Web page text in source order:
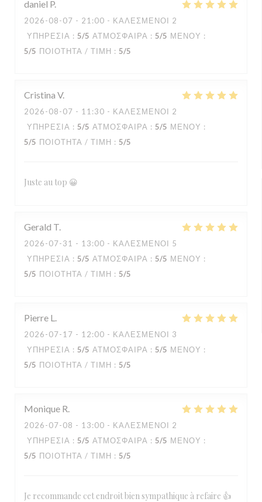
daniel P
2026-08-07 - 21:00 - ΚΑΛΕΣΜΈΝΟΙ 2
ΥΠΗΡΕΣΊΑ : 5/5 ΑΤΜΌΣΦΑΙΡΑ : 5/5 ΜΕΝΟΎ :
5/5 ΠΟΙΌΤΗΤΑ / ΤΙΜΉ : 5/5
Cristina V
2026-08-07 - 11:30 - ΚΑΛΕΣΜΈΝΟΙ 2
ΥΠΗΡΕΣΊΑ : 5/5 ΑΤΜΌΣΦΑΙΡΑ : 5/5 ΜΕΝΟΎ :
5/5 ΠΟΙΌΤΗΤΑ / ΤΙΜΉ : 5/5
Juste au top 😀
Gerald T
2026-07-31 - 13:00 - ΚΑΛΕΣΜΈΝΟΙ 5
ΥΠΗΡΕΣΊΑ : 5/5 ΑΤΜΌΣΦΑΙΡΑ : 5/5 ΜΕΝΟΎ :
5/5 ΠΟΙΌΤΗΤΑ / ΤΙΜΉ : 5/5
Pierre L
2026-07-17 - 12:00 - ΚΑΛΕΣΜΈΝΟΙ 3
ΥΠΗΡΕΣΊΑ : 5/5 ΑΤΜΌΣΦΑΙΡΑ : 5/5 ΜΕΝΟΎ :
5/5 ΠΟΙΌΤΗΤΑ / ΤΙΜΉ : 5/5
Monique R
2026-07-08 - 13:00 - ΚΑΛΕΣΜΈΝΟΙ 2
ΥΠΗΡΕΣΊΑ : 5/5 ΑΤΜΌΣΦΑΙΡΑ : 5/5 ΜΕΝΟΎ :
5/5 ΠΟΙΌΤΗΤΑ / ΤΙΜΉ : 5/5
Je recommande cet endroit bien sympathique à refaire 👍